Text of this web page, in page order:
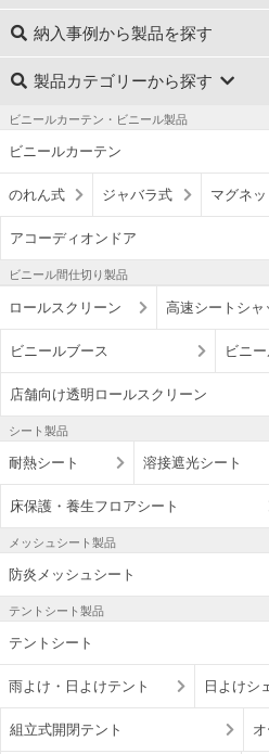
納入事例から製品を探す
製品カテゴリーから探す
ビニールカーテン・ビニール製品
ビニールカーテン
のれん式 ジャバラ式 マグネ
アコーディオンドア
ビニール間仕切り製品
ロールスクリーン 高速シートシャ
ビニールブース ビニ
店舗向け透明ロールスクリーン
シート製品
耐熱シート 溶接遮光シート
床保護・養生フロアシート
メッシュシート製品
防炎メッシュシート
テントシート製品
テントシート
雨よけ・日よけテント 日よけシ
組立式開閉テント